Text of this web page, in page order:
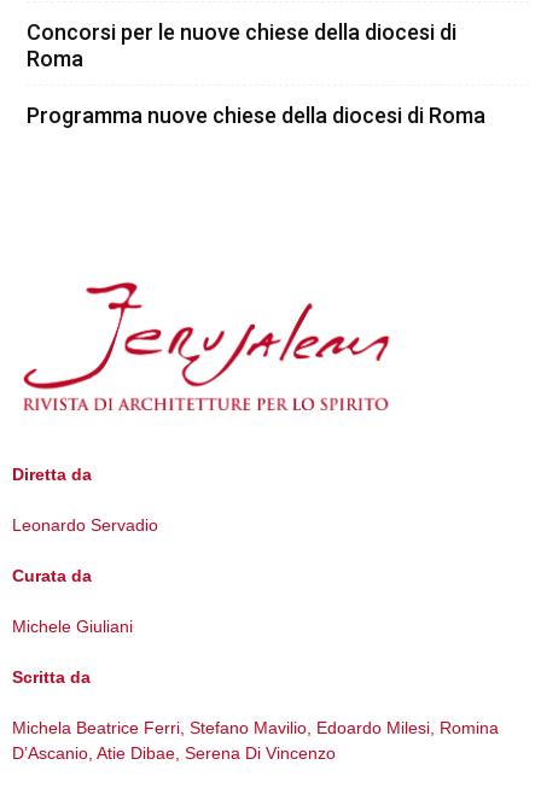
Concorsi per le nuove chiese della diocesi di
Roma
Programma nuove chiese della diocesi di Roma
Diretta da
Leonardo Servadio
Curata da
Michele Giuliani
Scritta da
Michela Beatrice Ferri, Stefano Mavilio, Edoardo Milesi, Romina
D’Ascanio, Atie Dibae, Serena Di Vincenzo